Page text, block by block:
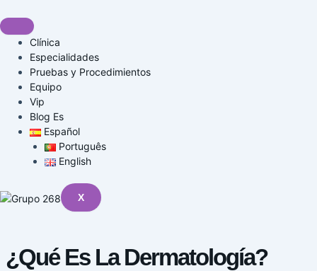
al
contenidoClínica
Especialidades
Pruebas y Procedimientos
Equipo
Vip
Blog Es
Español
Português
English
X
¿Qué Es La Dermatología?